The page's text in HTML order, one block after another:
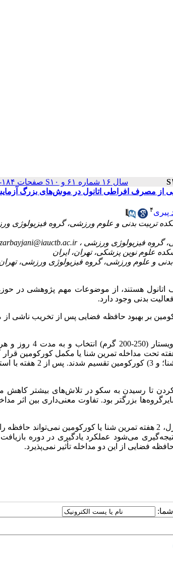
سال ۱۶ شماره ۶۱ و S۱۰ صفحات ۱۸۴-۱۷۴
از مصرف افراطی اتانول در موش‌های بزرگ
پیری۴
تربیت بدنی و علوم ورزشی، گروه فیزیولوژی
اتانول هستند، از موضوعات مهم پژوهشی در
بدنی وجود دارد.
بر بهبود حافظه فضایی پس از تخریب ناشی
در یک کارآزمایی تجربی، 24 سر موش بزرگ آزمایشگاهی نر
تحت مداخله تمرین شنا یا مکمل کورکومین قرار
موش‌های بزرگ آزمایشگاهی به صورت تصادفی به سه گروه: 1) کنترل؛ 2) تمرین شنا؛
تا رسیدن به سکو در تلاش‌های بیشتر کاهش
بزرگتر بود. تفاوت معنی‌داری بین اثر
با وجود بهبود جزئی در گروه‌های کورکومین و تمرین نسبت به گروه کنترل، 2 هفته تمرین شنا یا کورکومین
می‌شود عملکرد یادگیری در دوره
فضایی از این دو مداخله تأثیر نمی‌پذیرد.
شما: